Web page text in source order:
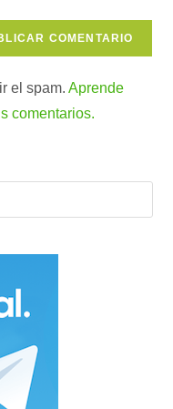
el spam.Aprende
comentarios.